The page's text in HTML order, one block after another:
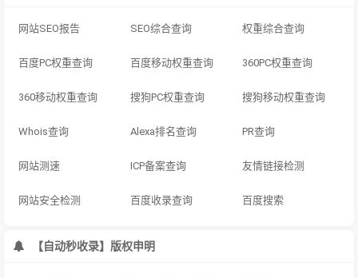
网站SEO报告 SEO综合查询 权重综合查询
百度PC权重查询 百度移动权重查询 360PC权重查询
360移动权重查询 搜狗PC权重查询 搜狗移动权重查询
Whois查询 Alexa排名查询 PR查询
网站测速 ICP备案查询 友情链接检测
网站安全检测 百度收录查询 百度搜索
【自动秒收录】版权申明